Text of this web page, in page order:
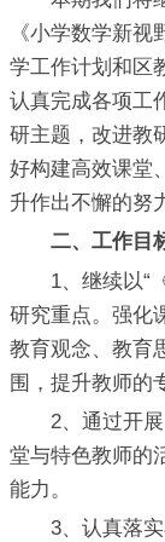
《小学数学新
学工作计划和区
认真完成各项工
研主题，改进教
好构建高效课堂
升作出不懈的努
二、工作目
1、继续以“《
研究重点。强化
教育观念、教育
围，提升教师的
2、通过开展
堂与特色教师的
能力。
3、认真落实